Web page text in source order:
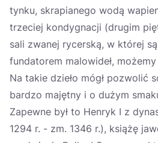
tynku, skrapianego wodą
trzeciej kondygnacji (drugim
sali zwanej rycerską, w której
fundatorem malowideł,
Na takie dzieło mógł pozwolić
bardzo majętny i o dużym
Zapewne był to Henryk I z
1294 r. - zm. 1346 r.), książę